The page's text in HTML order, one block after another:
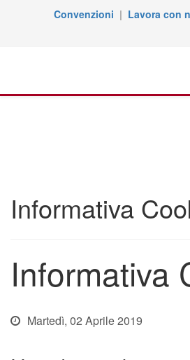
Convenzioni | Lavora con
Informativa
Informativa
Martedì, 02 Aprile 2019